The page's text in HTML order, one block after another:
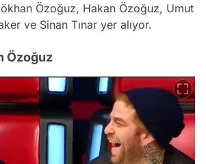
Özoğuz, Hakan Özoğuz, Umut
ve Sinan Tınar yer alıyor.
Özoğuz